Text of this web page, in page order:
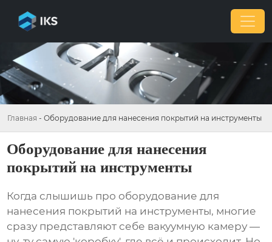
Главная - Оборудование для нанесения покрытий на инструменты
Оборудование для нанесения
покрытий на инструменты
Когда слышишь про оборудование для
нанесения покрытий на инструменты, многие
сразу представляют себе вакуумную камеру —